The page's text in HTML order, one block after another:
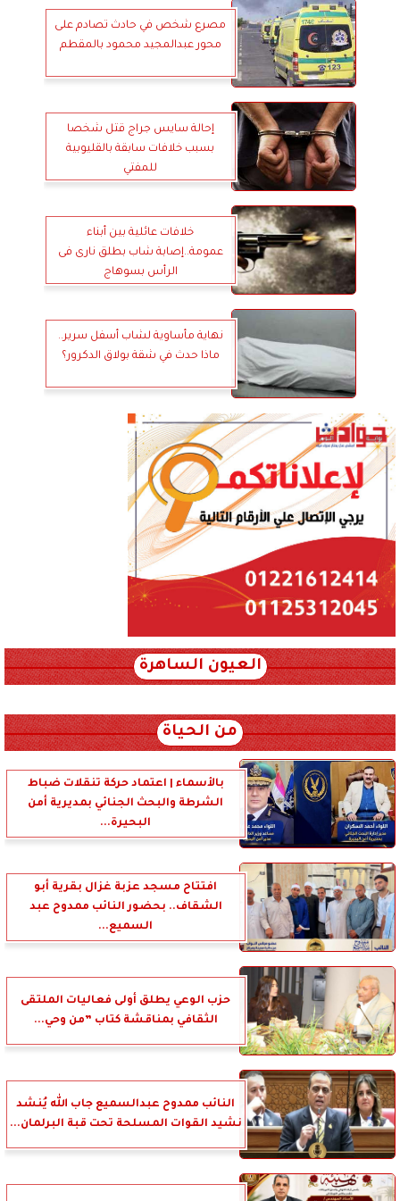
مصرع شخص في حادث تصادم على
محور عبدالمجيد محمود بالمقطم
إحالة سايس جراج قتل شخصا
بسبب خلافات سابقة بالقليوبية
للمفتي
خلافات عائلية بين أبناء
عمومة..إصابة شاب بطلق نارى فى
الرأس بسوهاج
نهاية مأساوية لشاب أسفل سرير..
ماذا حدث في شقة بولاق الدكرور؟
العيون الساهرة
من الحياة
بالأسماء | اعتماد حركة تنقلات ضباط
الشرطة والبحث الجنائي بمديرية أمن
البحيرة...
افتتاح مسجد عزبة غزال بقرية أبو
الشقاف.. بحضور النائب ممدوح عبد
السميع...
حزب الوعي يطلق أولى فعاليات الملتقى
الثقافي بمناقشة كتاب ”من وحي...
النائب ممدوح عبدالسميع جاب الله يُنشد
نشيد القوات المسلحة تحت قبة البرلمان...